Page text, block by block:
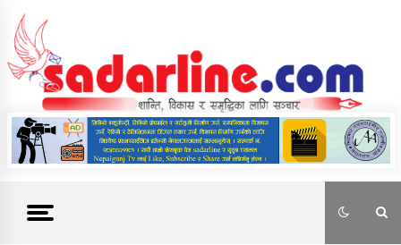
content
News For Nepal